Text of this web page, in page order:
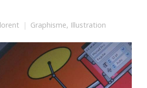
Graphisme, Illustration